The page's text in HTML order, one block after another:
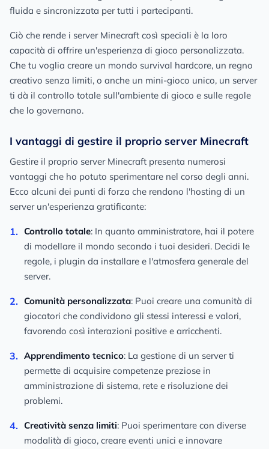
fluida e sincronizzata per tutti i partecipanti.
Ciò che rende i server Minecraft così speciali è la loro
capacità di offrire un'esperienza di gioco personalizzata.
Che tu voglia creare un mondo survival hardcore, un regno
creativo senza limiti, o anche un mini-gioco unico, un server
ti dà il controllo totale sull'ambiente di gioco e sulle regole
che lo governano.
I vantaggi di gestire il proprio server Minecraft
Gestire il proprio server Minecraft presenta numerosi
vantaggi che ho potuto sperimentare nel corso degli anni.
Ecco alcuni dei punti di forza che rendono l'hosting di un
server un'esperienza gratificante:
Controllo totale: In quanto amministratore, hai il potere
di modellare il mondo secondo i tuoi desideri. Decidi le
regole, i plugin da installare e l'atmosfera generale del
server.
Comunità personalizzata: Puoi creare una comunità di
giocatori che condividono gli stessi interessi e valori,
favorendo così interazioni positive e arricchenti.
Apprendimento tecnico: La gestione di un server ti
permette di acquisire competenze preziose in
amministrazione di sistema, rete e risoluzione dei
problemi.
Creatività senza limiti: Puoi sperimentare con diverse
modalità di gioco, creare eventi unici e innovare